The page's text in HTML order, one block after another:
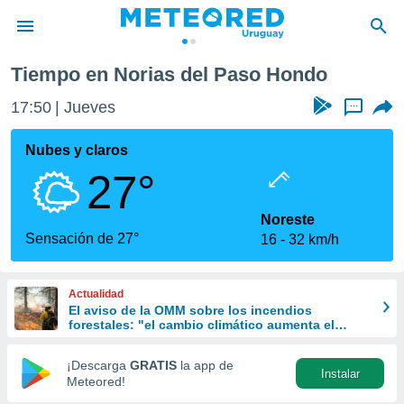
de
ha
calidad.
a este
las
y
forma
digital
basada
Tiempo en Norias del Paso Hondo
17:50 Jueves ...
Nubes y claros
27°
Sensación de 27°
Noreste
16
32 km/h
Actualidad
El aviso de la OMM sobre los incendios
forestales: "el cambio climático aumenta el
¡Descarga GRATIS la app de
Meteored!
Instalar